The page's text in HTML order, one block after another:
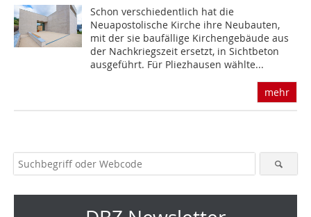
Schon verschiedentlich hat die
Neuapostolische Kirche ihre Neubauten,
mit der sie baufällige Kirchengebäude aus
der Nachkriegszeit ersetzt, in Sichtbeton
ausgeführt. Für Pliezhausen wählte...
mehr